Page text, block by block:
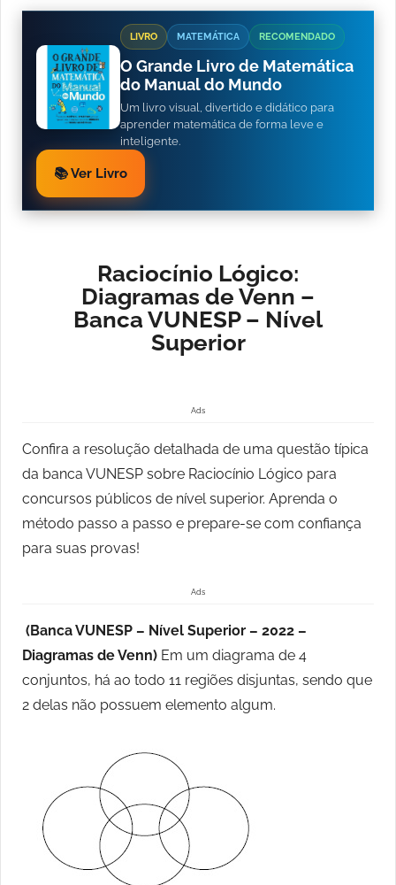
LIVRO MATEMÁTICA RECOMENDADO
O Grande Livro de Matemática
do Manual do Mundo
Um livro visual, divertido e didático para
aprender matemática de forma leve e
inteligente.
📚 Ver Livro
Raciocínio Lógico:
Diagramas de Venn –
Banca VUNESP – Nível
Superior
Ads
Confira a resolução detalhada de uma questão típica
da banca VUNESP sobre Raciocínio Lógico para
concursos públicos de nível superior. Aprenda o
método passo a passo e prepare-se com confiança
para suas provas!
Ads
(Banca VUNESP – Nível Superior – 2022 –
Diagramas de Venn) Em um diagrama de 4
conjuntos, há ao todo 11 regiões disjuntas, sendo que
2 delas não possuem elemento algum.